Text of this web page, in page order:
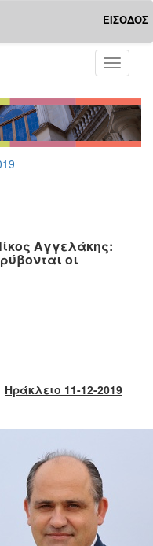
ΕΙΣΟΔΟΣ
Toggle
Αγγελάκης:
οι
Ηράκλειο 11-12-2019